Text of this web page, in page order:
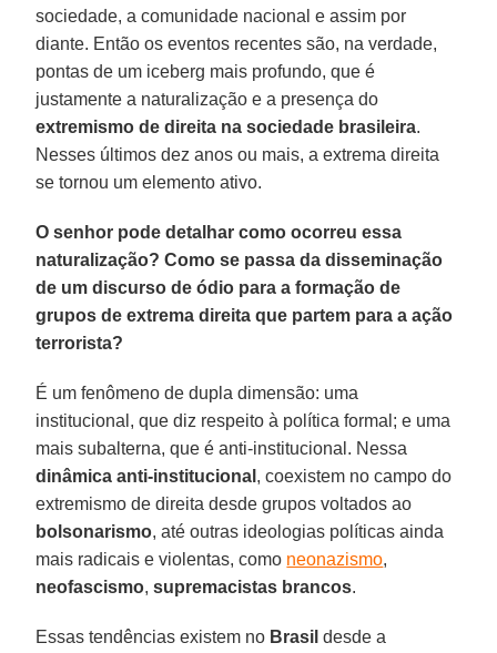
sociedade, a comunidade nacional e assim por
diante. Então os eventos recentes são, na verdade,
pontas de um iceberg mais profundo, que é
justamente a naturalização e a presença do
extremismo de direita na sociedade brasileira.
Nesses últimos dez anos ou mais, a extrema direita
se tornou um elemento ativo.
O senhor pode detalhar como ocorreu essa
naturalização? Como se passa da disseminação
de um discurso de ódio para a formação de
grupos de extrema direita que partem para a ação
terrorista?
É um fenômeno de dupla dimensão: uma
institucional, que diz respeito à política formal; e uma
mais subalterna, que é anti-institucional. Nessa
dinâmica anti-institucional , coexistem no campo do
extremismo de direita desde grupos voltados ao
bolsonarismo, até outras ideologias políticas ainda
mais radicais e violentas, como neonazismo,
neofascismo,supremacistas brancos.
Essas tendências existem no Brasil desde a